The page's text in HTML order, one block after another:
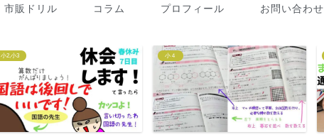
市販ドリル コラム プロフィール お問い合わせ
小４ 小４